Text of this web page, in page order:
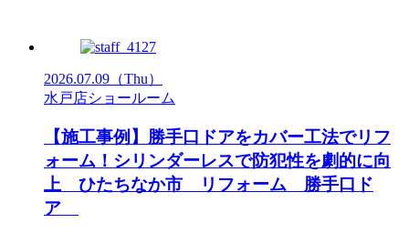
2026.07.09 （Thu）
水戸店ショールーム
【施工事例】勝手口ドアをカバー工法でリフ
ォーム！シリンダーレスで防犯性を劇的に向
上 ひたちなか市 リフォーム 勝手口ド
ア